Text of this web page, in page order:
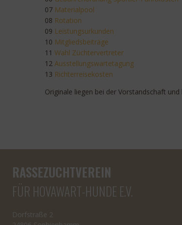
07 Materialpool
08 Rotation
09 Leistungsurkunden
10 Mitgliedsbeiträge
11 Wahl Züchtervertreter
12 Ausstellungswartetagung
13 Richterreisekosten
Originale liegen bei der Vorstandschaft
RASSEZUCHTVEREIN
FÜR HOVAWART-HUNDE E.V.
Dorfstraße 2